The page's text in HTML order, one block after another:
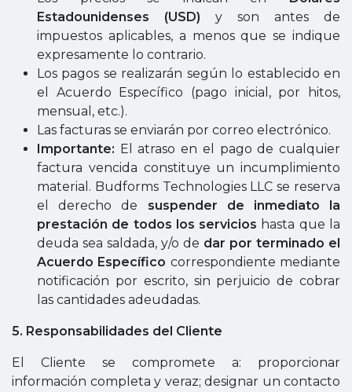
Estadounidenses (USD) y son antes de
impuestos aplicables, a menos que se indique
expresamente lo contrario.
Los pagos se realizarán según lo establecido en
el Acuerdo Específico (pago inicial, por hitos,
mensual, etc.).
Las facturas se enviarán por correo electrónico.
Importante: El atraso en el pago de cualquier
factura vencida constituye un incumplimiento
material. Budforms Technologies LLC se reserva
el derecho de suspender de inmediato la
prestación de todos los servicios hasta que la
deuda sea saldada, y/o de dar por terminado el
Acuerdo Específico correspondiente mediante
notificación por escrito, sin perjuicio de cobrar
las cantidades adeudadas.
5. Responsabilidades del Cliente
El Cliente se compromete a: proporcionar
información completa y veraz; designar un contacto